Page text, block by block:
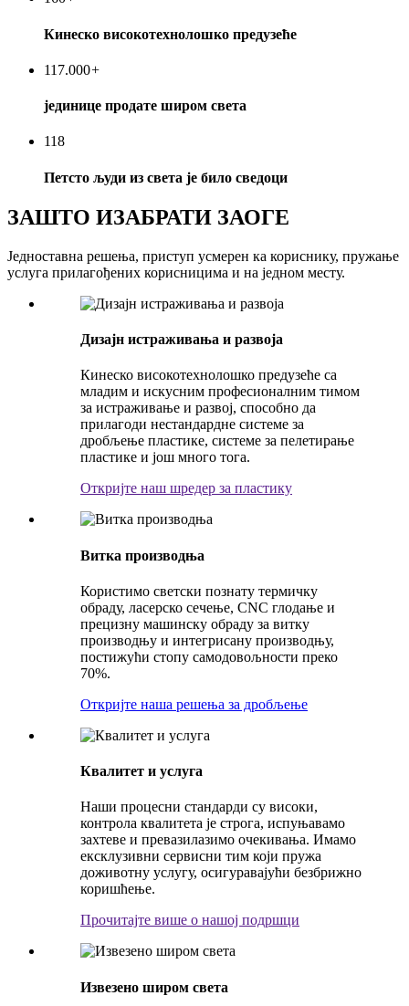
Кинеско високотехнолошко предузеће
117.000+
јединице продате широм света
118
Петсто људи из света је било сведоци
ЗАШТО ИЗАБРАТИ ЗАОГЕ
Једноставна решења, приступ усмерен ка кориснику, пружање
услуга прилагођених корисницима и на једном месту.
Дизајн истраживања и развоја
Кинеско високотехнолошко предузеће са
младим и искусним професионалним тимом
за истраживање и развој, способно да
прилагоди нестандардне системе за
дробљење пластике, системе за пелетирање
пластике и још много тога.
Откријте наш шредер за пластику
Витка производња
Користимо светски познату термичку
обраду, ласерско сечење, CNC глодање и
прецизну машинску обраду за витку
производњу и интегрисану производњу,
постижући стопу самодовољности преко
70%.
Откријте наша решења за дробљење
Квалитет и услуга
Наши процесни стандарди су високи,
контрола квалитета је строга, испуњавамо
захтеве и превазилазимо очекивања. Имамо
ексклузивни сервисни тим који пружа
доживотну услугу, осигуравајући безбрижно
коришћење.
Прочитајте више о нашој подршци
Извезено широм света